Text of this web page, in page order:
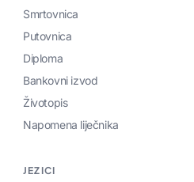
Smrtovnica
Putovnica
Diploma
Bankovni izvod
Životopis
Napomena liječnika
JEZICI